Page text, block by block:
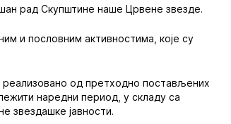
рад Скупштине наше Црвене звезде.
и пословним активностима, које су
реализовано од претходно постављених
наредни период, у складу са
звездашке јавности.